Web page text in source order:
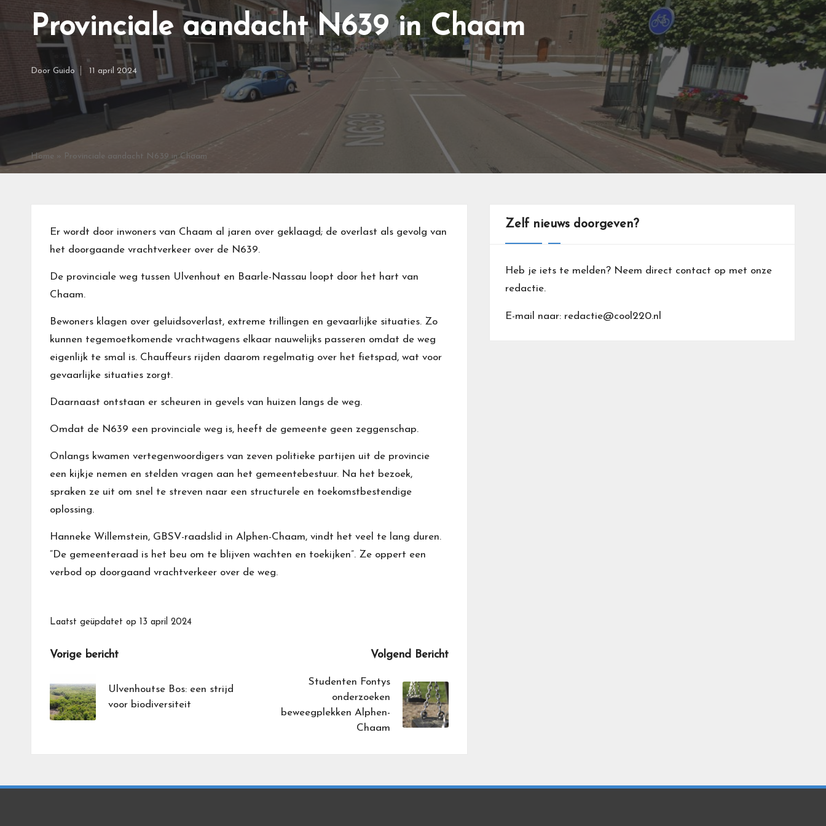
Provinciale aandacht N639 in Chaam
Door Guido 11 april 2024
Home » Provinciale aandacht N639 in Chaam
Er wordt door inwoners van Chaam al jaren over geklaagd; de overlast als gevolg van
het doorgaande vrachtverkeer over de N639.
De provinciale weg tussen Ulvenhout en Baarle-Nassau loopt door het hart van
Chaam.
Bewoners klagen over geluidsoverlast, extreme trillingen en gevaarlijke situaties. Zo
kunnen tegemoetkomende vrachtwagens elkaar nauwelijks passeren omdat de weg
eigenlijk te smal is. Chauffeurs rijden daarom regelmatig over het fietspad, wat voor
gevaarlijke situaties zorgt.
Daarnaast ontstaan er scheuren in gevels van huizen langs de weg.
Omdat de N639 een provinciale weg is, heeft de gemeente geen zeggenschap.
Onlangs kwamen vertegenwoordigers van zeven politieke partijen uit de provincie
een kijkje nemen en stelden vragen aan het gemeentebestuur. Na het bezoek,
spraken ze uit om snel te streven naar een structurele en toekomstbestendige
oplossing.
Hanneke Willemstein, GBSV-raadslid in Alphen-Chaam, vindt het veel te lang duren.
“De gemeenteraad is het beu om te blijven wachten en toekijken”. Ze oppert een
verbod op doorgaand vrachtverkeer over de weg.
Laatst geüpdatet op 13 april 2024
Bericht
navigatie
Vorige bericht
Ulvenhoutse Bos: een strijd
voor biodiversiteit
Volgend Bericht
Studenten Fontys
onderzoeken
beweegplekken Alphen-
Chaam
Zelf nieuws doorgeven?
Heb je iets te melden? Neem direct contact op met onze
redactie.
E-mail naar: redactie@cool220.nl